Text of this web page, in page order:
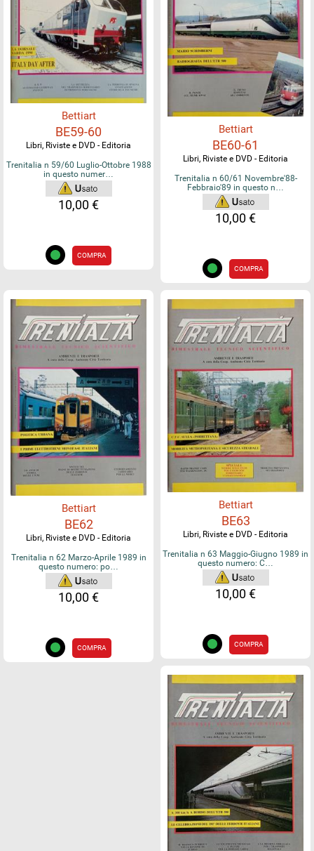
Bettiart
BE59-60
Libri, Riviste e DVD - Editoria
Trenitalia n 59/60 Luglio-Ottobre 1988
in questo numer…
10,00 €
COMPRA
Bettiart
BE60-61
Libri, Riviste e DVD - Editoria
Trenitalia n 60/61 Novembre'88-
Febbraio'89 in questo n…
10,00 €
COMPRA
Bettiart
BE62
Libri, Riviste e DVD - Editoria
Trenitalia n 62 Marzo-Aprile 1989 in
questo numero: po…
10,00 €
COMPRA
Bettiart
BE63
Libri, Riviste e DVD - Editoria
Trenitalia n 63 Maggio-Giugno 1989 in
questo numero: C…
10,00 €
COMPRA